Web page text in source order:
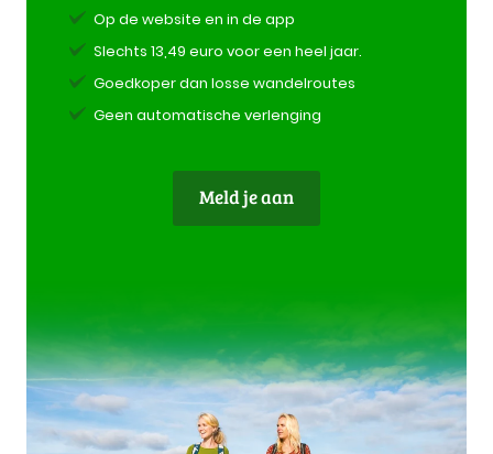
Op de website en in de app
Slechts 13,49 euro voor een heel jaar.
Goedkoper dan losse wandelroutes
Geen automatische verlenging
Meld je aan